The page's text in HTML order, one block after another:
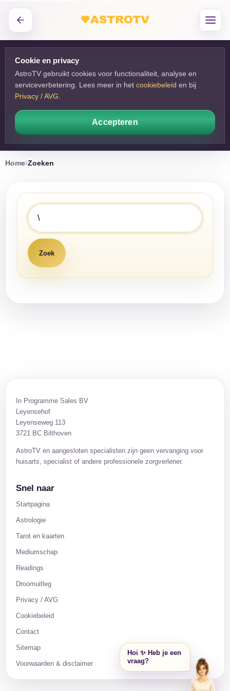
Cookie en privacy
AstroTV gebruikt cookies voor functionaliteit, analyse en
serviceverbetering. Lees meer in het cookiebeleid en bij
Privacy / AVG
Accepteren
Home Zoeken
In Programme Sales BV
Leyensehof
Leyenseweg 113
3721 BC Bilthoven
AstroTV en aangesloten specialisten zijn geen vervanging voor
huisarts, specialist of andere professionele zorgverlener.
Snel naar
Startpagina
Astrologie
Tarot en kaarten
Mediumschap
Readings
Droomuitleg
Privacy / AVG
Cookiebeleid
Contact
Sitemap
Voorwaarden & disclaimer
Hoi ✨ Heb je een
vraag?